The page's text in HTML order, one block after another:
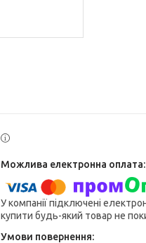
У компанії підключені
купити будь-який товар не